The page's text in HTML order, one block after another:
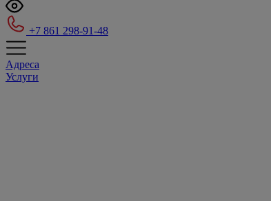
+7 861 298-91-48
Адреса
Услуги